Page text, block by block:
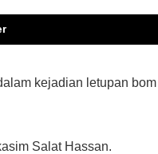
kejadian letupan
Salat Hassan.